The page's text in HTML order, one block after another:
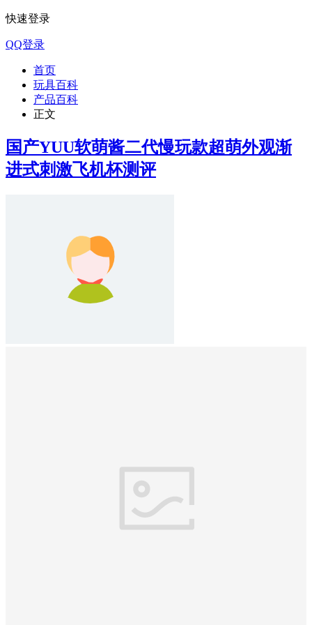
快速登录
QQ登录
首页
玩具百科
产品百科
正文
国产YUU软萌酱二代慢玩款超萌外观渐
进式刺激飞机杯测评